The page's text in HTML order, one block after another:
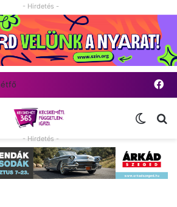
- Hirdetés -
- Hirdetés -